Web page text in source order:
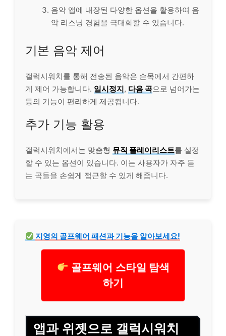
음악 앱에 내장된 다양한 옵션을 활용하여 음
악 리스닝 경험을 극대화할 수 있습니다.
기본 음악 제어
갤럭시워치를 통해 전송된 음악은 손목에서 간편하
게 제어 가능합니다. 일시정지, 다음 곡으로 넘어가는
등의 기능이 편리하게 제공됩니다.
추가 기능 활용
갤럭시워치에서는 맞춤형 뮤직 플레이리스트를 설정
할 수 있는 옵션이 있습니다. 이는 사용자가 자주 듣
는 곡들을 손쉽게 접근할 수 있게 해줍니다.
지영의 골프웨어 패션과 기능을 알아보세요!
골프웨어 스타일 탐색
하기
앱과 위젯으로 갤럭시워치